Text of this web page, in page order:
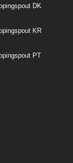
DK
KR
PT